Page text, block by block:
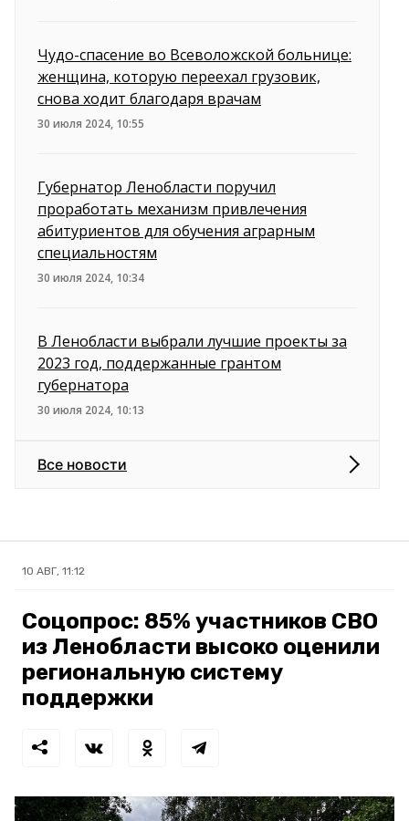
Чудо-спасение во Всеволожской больнице:
женщина, которую переехал грузовик,
снова ходит благодаря врачам
30 июля 2024, 10:55
Губернатор Ленобласти поручил
проработать механизм привлечения
абитуриентов для обучения аграрным
специальностям
30 июля 2024, 10:34
В Ленобласти выбрали лучшие проекты за
2023 год, поддержанные грантом
губернатора
30 июля 2024, 10:13
Все новости
10 АВГ, 11:12
Соцопрос: 85% участников СВО
из Ленобласти высоко оценили
региональную систему
поддержки